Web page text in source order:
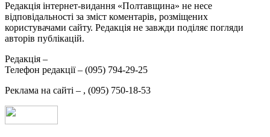
Редакція інтернет-видання «Полтавщина» не несе
відповідальності за зміст коментарів, розміщених
користувачами сайту. Редакція не завжди поділяє погляди
авторів публікацій.
Редакція –
Телефон редакції – (095) 794-29-25
Реклама на сайті – , (095) 750-18-53